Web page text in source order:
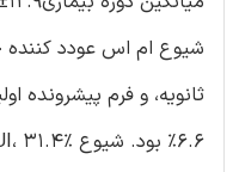
شیوع ام اس عودد کننده